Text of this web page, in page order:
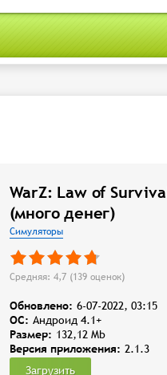
WarZ: Law of
(много денег)
Симуляторы
Средняя: 4,7 (139оценок)
Обновлено: 6-07-2022, 03:15
OC: Андроид 4.1+
Размер: 132,12 Mb
Версия приложения: 2.1.3
Загрузить